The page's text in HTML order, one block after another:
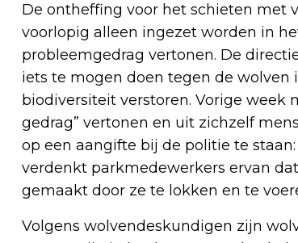
De ontheffing voor het schieten met
voorlopig alleen ingezet worden in
probleemgedrag vertonen. De
iets te mogen doen tegen de
biodiversiteit verstoren. Vorige week
gedrag” vertonen en uit zichzelf
op een aangifte bij de politie te
verdenkt parkmedewerkers ervan
gemaakt door ze te lokken en te
Volgens wolvendeskundigen zijn